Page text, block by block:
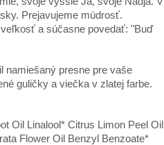
Prejavujeme múdrosť.
a súčasne povedať: "Buď
namiešaný presne pre vaše
guličky a viečka v zlatej farbe.
Oil Linalool* Citrus Limon Peel Oil
Flower Oil Benzyl Benzoate*